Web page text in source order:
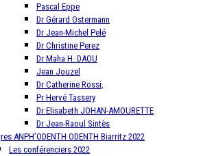
Pascal Eppe
Dr Gérard Ostermann
Dr Jean-Michel Pelé
Dr Christine Perez
Dr Maha H. DAOU
Jean Jouzel
Dr Catherine Rossi,
Pr Hervé Tassery
Dr Elisabeth JOHAN-AMOURETTE
Dr Jean-Raoul Sintès
ANPH’ODENTH ODENTH Biarritz 2022
Les conférenciers 2022